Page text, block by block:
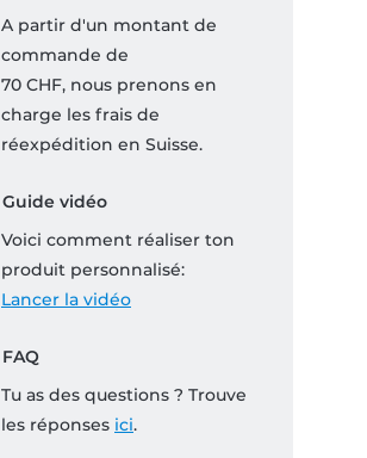
A partir d'un montant de
commande de
70 CHF, nous prenons en
charge les frais de
réexpédition en Suisse.
Guide vidéo
Voici comment réaliser ton
produit personnalisé:
Lancer la vidéo
FAQ
Tu as des questions ? Trouve
les réponses ici.